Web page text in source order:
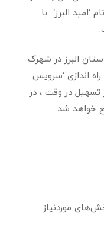
البرز’ با
استان البرز در شهرک
اندازی ‘سرویس
تسهیل در وقت ، در
خواهد شد.
موردنیاز